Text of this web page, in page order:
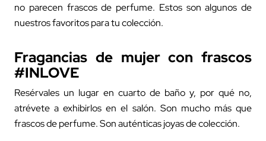
no parecen frascos de perfume. Estos son algunos de
nuestros favoritos para tu colección.
Fragancias de mujer con frascos
#INLOVE
Resérvales un lugar en cuarto de baño y, por qué no,
atrévete a exhibirlos en el salón. Son mucho más que
frascos de perfume. Son auténticas joyas de colección.